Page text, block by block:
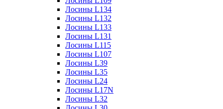
Лосины L134
Лосины L132
Лосины L133
Лосины L131
Лосины L115
Лосины L107
Лосины L39
Лосины L35
Лосины L24
Лосины L17N
Лосины L32